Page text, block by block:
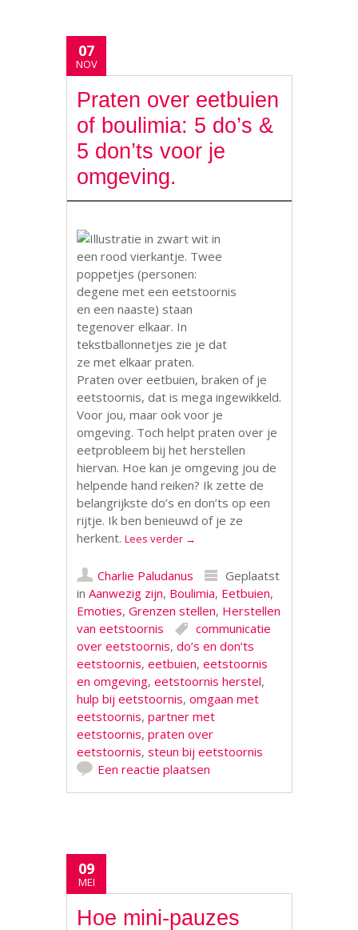
07
NOV
Praten over eetbuien
of boulimia: 5 do’s &
5 don’ts voor je
omgeving.
Praten over eetbuien, braken of je
eetstoornis, dat is mega ingewikkeld.
Voor jou, maar ook voor je
omgeving. Toch helpt praten over je
eetprobleem bij het herstellen
hiervan. Hoe kan je omgeving jou de
helpende hand reiken? Ik zette de
belangrijkste do’s en don’ts op een
rijtje. Ik ben benieuwd of je ze
herkent.Lees verder →
Charlie Paludanus
Geplaatst
inAanwezig zijn, Boulimia, Eetbuien,
Emoties,Grenzen stellen, Herstellen
van eetstoornis
communicatie
over eetstoornis,do’s en don’ts
eetstoornis,eetbuien,eetstoornis
en omgeving,eetstoornis herstel,
hulp bij eetstoornis,omgaan met
eetstoornis,partner met
eetstoornis,praten over
eetstoornis,steun bij eetstoornis
Een reactie plaatsen
09
MEI
Hoe mini-pauzes